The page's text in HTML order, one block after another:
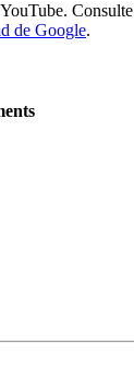
Consulte
de Google.